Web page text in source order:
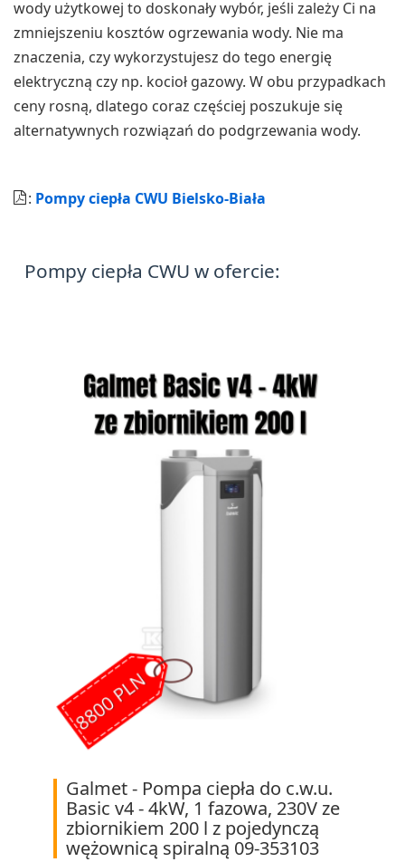
wody użytkowej to doskonały wybór, jeśli zależy Ci na
zmniejszeniu kosztów ogrzewania wody. Nie ma
znaczenia, czy wykorzystujesz do tego energię
elektryczną czy np. kocioł gazowy. W obu przypadkach
ceny rosną, dlatego coraz częściej poszukuje się
alternatywnych rozwiązań do podgrzewania wody.
: Pompy ciepła CWU Bielsko-Biała
Pompy ciepła CWU w ofercie:
Galmet - Pompa ciepła do c.w.u.
Basic v4 - 4kW, 1 fazowa, 230V ze
zbiornikiem 200 l z pojedynczą
wężownicą spiralną 09-353103